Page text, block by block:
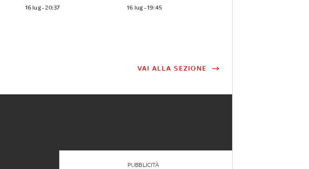
16 lug - 20:37 16 lug - 19:45
VAI ALLA SEZIONE
PUBBLICITÀ